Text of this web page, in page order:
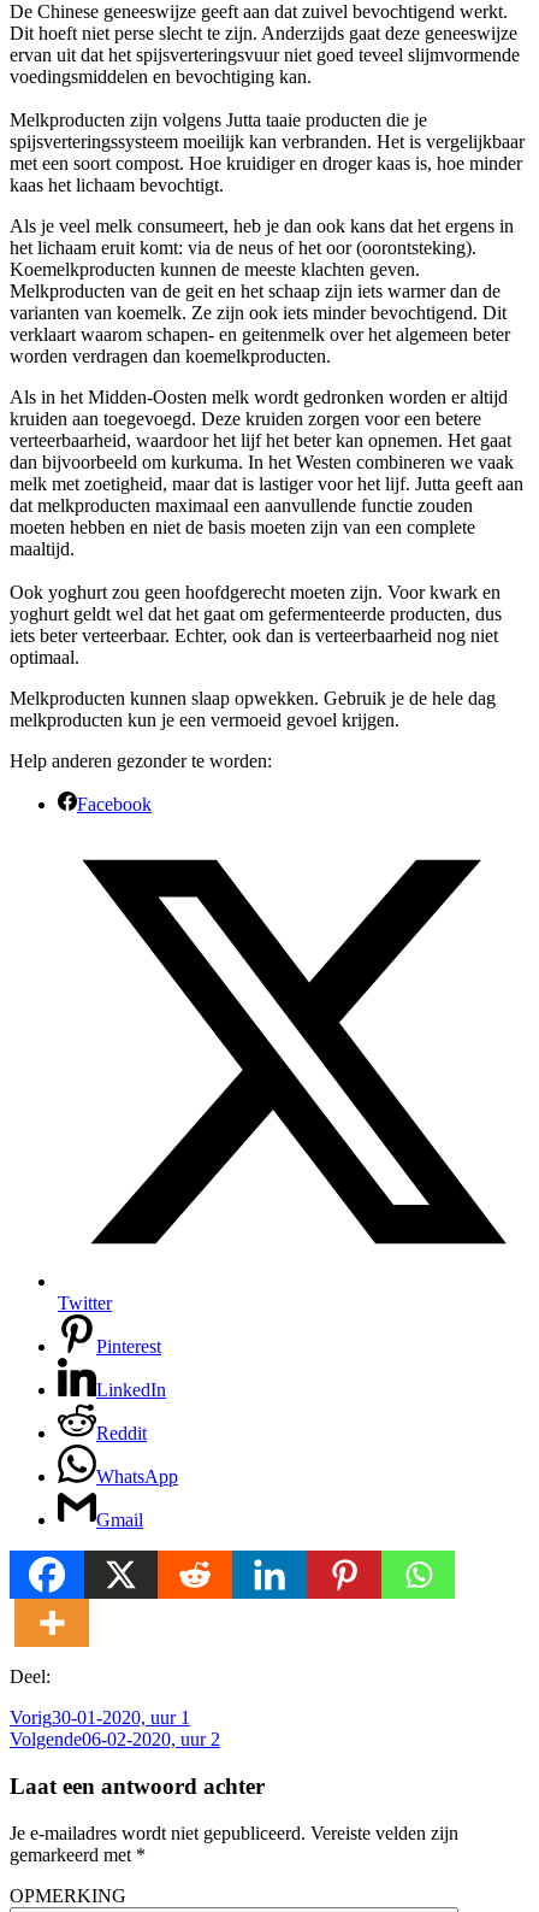
De Chinese geneeswijze geeft aan dat zuivel bevochtigend werkt.
Dit hoeft niet perse slecht te zijn. Anderzijds gaat deze geneeswijze
ervan uit dat het spijsverteringsvuur niet goed teveel slijmvormende
voedingsmiddelen en bevochtiging kan.
Melkproducten zijn volgens Jutta taaie producten die je
spijsverteringssysteem moeilijk kan verbranden. Het is vergelijkbaar
met een soort compost. Hoe kruidiger en droger kaas is, hoe minder
kaas het lichaam bevochtigt.
Als je veel melk consumeert, heb je dan ook kans dat het ergens in
het lichaam eruit komt: via de neus of het oor (oorontsteking).
Koemelkproducten kunnen de meeste klachten geven.
Melkproducten van de geit en het schaap zijn iets warmer dan de
varianten van koemelk. Ze zijn ook iets minder bevochtigend. Dit
verklaart waarom schapen- en geitenmelk over het algemeen beter
worden verdragen dan koemelkproducten.
Als in het Midden-Oosten melk wordt gedronken worden er altijd
kruiden aan toegevoegd. Deze kruiden zorgen voor een betere
verteerbaarheid, waardoor het lijf het beter kan opnemen. Het gaat
dan bijvoorbeeld om kurkuma. In het Westen combineren we vaak
melk met zoetigheid, maar dat is lastiger voor het lijf. Jutta geeft aan
dat melkproducten maximaal een aanvullende functie zouden
moeten hebben en niet de basis moeten zijn van een complete
maaltijd.
Ook yoghurt zou geen hoofdgerecht moeten zijn. Voor kwark en
yoghurt geldt wel dat het gaat om gefermenteerde producten, dus
iets beter verteerbaar. Echter, ook dan is verteerbaarheid nog niet
optimaal.
Melkproducten kunnen slaap opwekken. Gebruik je de hele dag
melkproducten kun je een vermoeid gevoel krijgen.
Help anderen gezonder te worden:
Facebook
Twitter
Pinterest
LinkedIn
Reddit
WhatsApp
Gmail
Deel:
Vorig30-01-2020, uur 1
Volgende06-02-2020, uur 2
Laat een antwoord achter
Je e-mailadres wordt niet gepubliceerd. Vereiste velden zijn
gemarkeerd met *
OPMERKING